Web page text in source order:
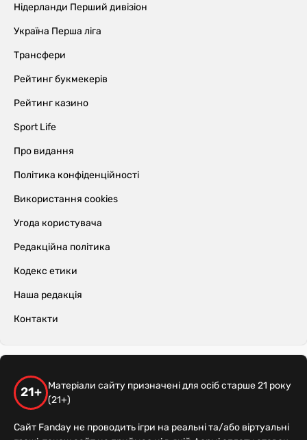
Нідерланди Перший дивізіон
Україна Перша ліга
Трансфери
Рейтинг букмекерів
Рейтинг казино
Sport Life
Про видання
Політика конфіденційності
Використання cookies
Угода користувача
Редакційна політика
Кодекс етики
Наша редакція
Контакти
21+
Матеріали сайту призначені для осіб старше 21 року
(21+)
Сайт Fanday не проводить ігри на реальні та/або віртуальні